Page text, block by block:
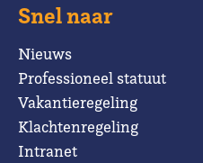
Snel naar
Nieuws
Professioneel statuut
Vakantieregeling
Klachtenregeling
Intranet